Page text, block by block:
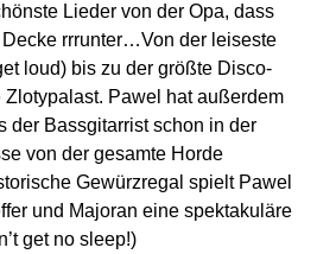
Lieder von der Opa, dass
rrrunter…Von der leiseste
loud) bis zu der größte Disco-
Pawel hat außerdem
der Bassgitarrist schon in der
von der gesamte Horde
Gewürzregal spielt Pawel
und Majoran eine spektakuläre
get no sleep!)